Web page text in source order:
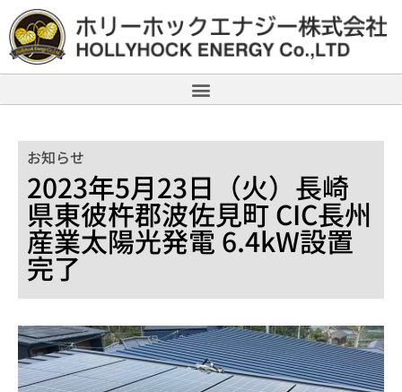
お知らせ
2023年5月23日（火）長崎
県東彼杵郡波佐見町 CIC長州
産業太陽光発電 6.4kW設置
完了